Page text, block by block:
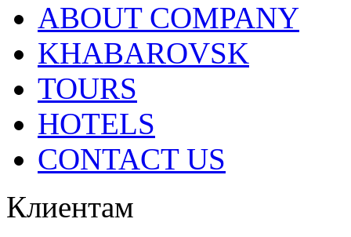
ABOUT COMPANY
KHABAROVSK
TOURS
HOTELS
CONTACT US
Клиентам